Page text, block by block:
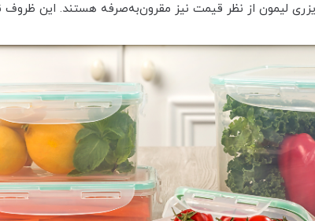
لیمون از نظر قیمت نیز مقرون‌به‌صرفه هستند. این